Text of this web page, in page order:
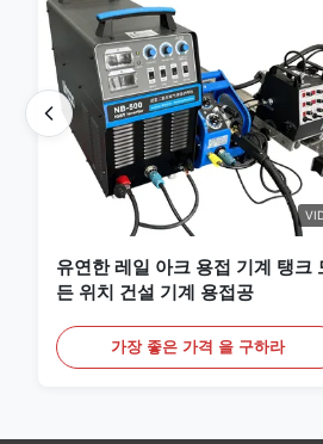
유연한 레일 아크 용접 기계 탱크
든 위치 건설 기계 용접공
가장 좋은 가격 을 구하라